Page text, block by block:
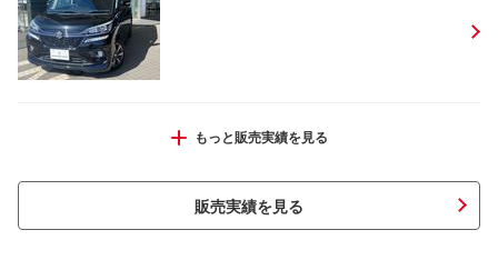
ノート ニスモ Ｓ
もっと販売実績を見る
販売実績を見る